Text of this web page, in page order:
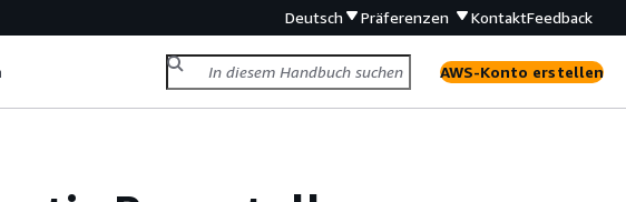
Deutsch Präferenzen KontaktFeedback
AWS-Konto erstellen